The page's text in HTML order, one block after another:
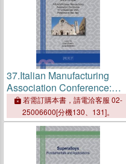
37.Italian Manufacturing
Association Conference:
XVII AITeM
若需訂購本書，請電洽客服 02-
25006600[分機130、131]。